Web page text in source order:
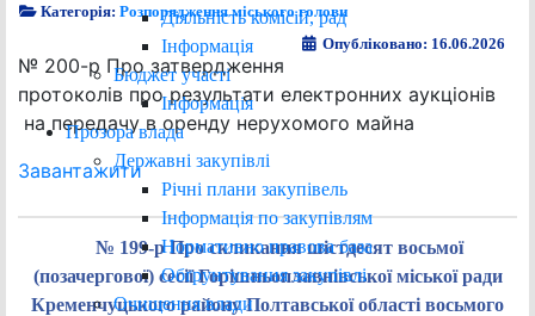
Діяльність комісій, рад
Інформація
Бюджет участі
Інформація
Прозора влада
Державні закупівлі
Річні плани закупівель
Інформація по закупівлям
Нормативно правова база
Обґрунтування закупівлі
Очищення влади
Категорія:Розпорядження міського голови
Опубліковано: 16.06.2026
№ 200-р Про затвердження
протоколів про результати електронних аукціонів
на передачу в оренду нерухомого майна
Завантажити
№ 199-р Про скликання шістдесят восьмої
(позачергової) сесії Горішньоплавнівської міської ради
Кременчуцького району Полтавської області восьмого